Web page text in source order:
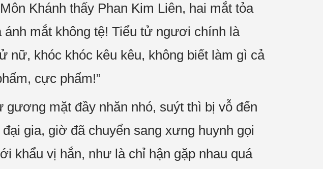
Khánh thấy Phan Kim Liên, hai mắt tỏa
mắt không tệ! Tiểu tử ngươi chính là
nữ, khóc khóc kêu kêu, không biết làm gì cả
cực phẩm!”
mặt đầy nhăn nhó, suýt thì bị vỗ đến
gia, giờ đã chuyển sang xưng huynh gọi
khẩu vị hắn, như là chỉ hận gặp nhau quá